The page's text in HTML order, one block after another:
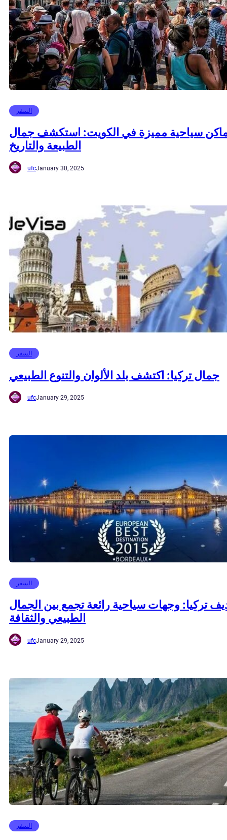
السفر
سياحية مميزة في الكويت: استكشف جمال
الطبيعة والتاريخ
ufcJanuary 30, 2025
السفر
جمال تركيا: اكتشف بلد الألوان والتنوع الطبيعي
ufcJanuary 29, 2025
السفر
تركيا: وجهات سياحية رائعة تجمع بين الجمال
الطبيعي والثقافة
ufcJanuary 29, 2025
السفر